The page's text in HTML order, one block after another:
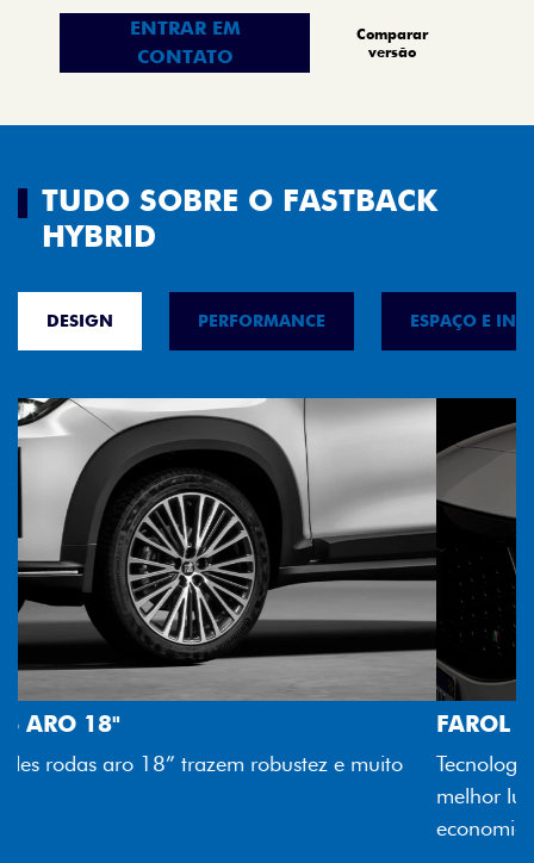
ENTRAR EM
CONTATO
Comparar
versão
TUDO SOBRE O FASTBACK
HYBRID
DESIGN PERFORMANCE ESPAÇO E
FAROL FULL LED
Tecnologia dos faróis totalmente em LED garante
melhor luminosidade, maior durabilidade e mais